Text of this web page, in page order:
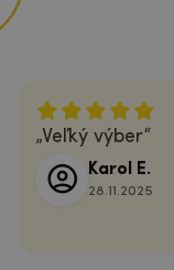
Veľký výber
Karol E.
28.11.2025